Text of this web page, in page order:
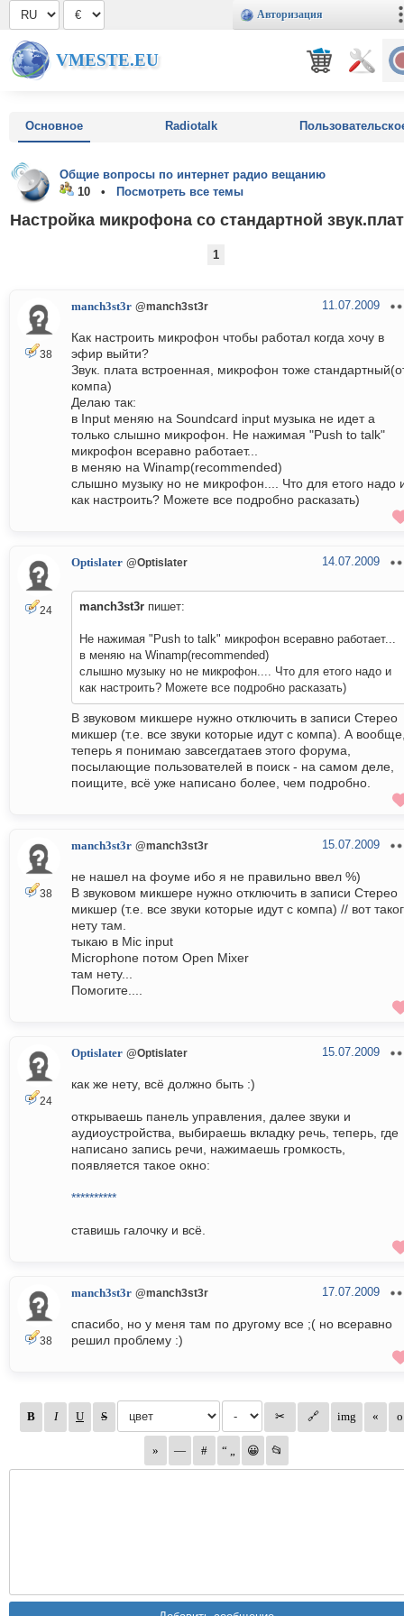
Авторизация
VMESTE.EU
Основное Radiotalk
Общие вопросы по интернет радио вещанию
10 •
Посмотреть все темы
Настройка микрофона со стандартной
1
38
manch3st3r @manch3st3r 11.07.2009
Как настроить микрофон чтобы работал когда хочу в
эфир выйти?
Звук. плата встроенная, микрофон тоже
компа)
Делаю так:
в Input меняю на Soundcard input музыка не идет а
только слышно микрофон. Не нажимая "Push to talk"
микрофон всеравно работает...
в меняю на Winamp(recommended)
слышно музыку но не микрофон.... Что для етого надо
как настроить? Можете все подробно расказать)
24
Optislater @Optislater 14.07.2009
manch3st3r пишет:
Не нажимая "Push to talk" микрофон всеравно работает...
в меняю на Winamp(recommended)
слышно музыку но не микрофон.... Что для етого надо и
как настроить? Можете все подробно расказать)
В звуковом микшере нужно отключить в записи Стерео
микшер (т.е. все звуки которые идут с компа). А
теперь я понимаю завсегдатаев этого форума,
посылающие пользователей в поиск - на самом деле,
поищите, всё уже написано более, чем подробно.
38
manch3st3r @manch3st3r 15.07.2009
не нашел на фоуме ибо я не правильно ввел %)
В звуковом микшере нужно отключить в записи Стерео
микшер (т.е. все звуки которые идут с компа) // вот
нету там.
тыкаю в Mic input
Microphone потом Open Mixer
там нету...
Помогите....
24
Optislater @Optislater 15.07.2009
как же нету, всё должно быть :)
открываешь панель управления, далее звуки и
аудиоустройства, выбираешь вкладку речь, теперь, где
написано запись речи, нажимаешь громкость,
появляется такое окно:
**********
ставишь галочку и всё.
38
manch3st3r @manch3st3r 17.07.2009
спасибо, но у меня там по другому все ;( но всеравно
решил проблему :)